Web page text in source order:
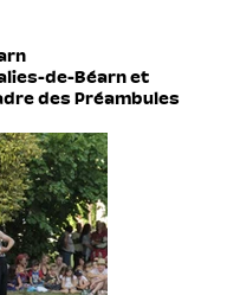
de-Béarn et
des Préambules